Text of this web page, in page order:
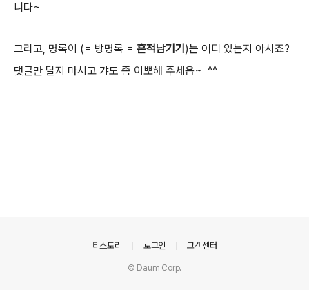
니다~
그리고, 명록이 (= 방명록 = 흔적남기기 )는 어디 있는지 아시죠?
댓글만 달지 마시고 갸도 좀 이뽀해 주세욥~ ^^
티스토리 로그인 고객센터
© Daum Corp.